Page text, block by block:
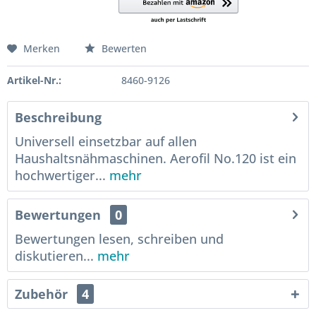
Merken Bewerten
Artikel-Nr.: 8460-9126
Beschreibung
Universell einsetzbar auf allen
Haushaltsnähmaschinen. Aerofil No.120 ist ein
hochwertiger... mehr
Bewertungen
0
Bewertungen lesen, schreiben und
diskutieren... mehr
Zubehör 4